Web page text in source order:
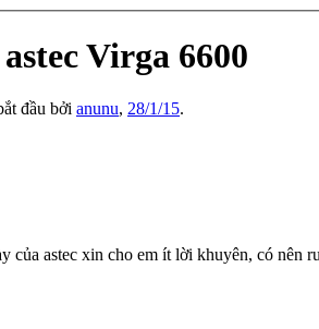
Virga 6600
đầu bởi anunu, 28/1/15.
của astec xin cho em ít lời khuyên, có nên